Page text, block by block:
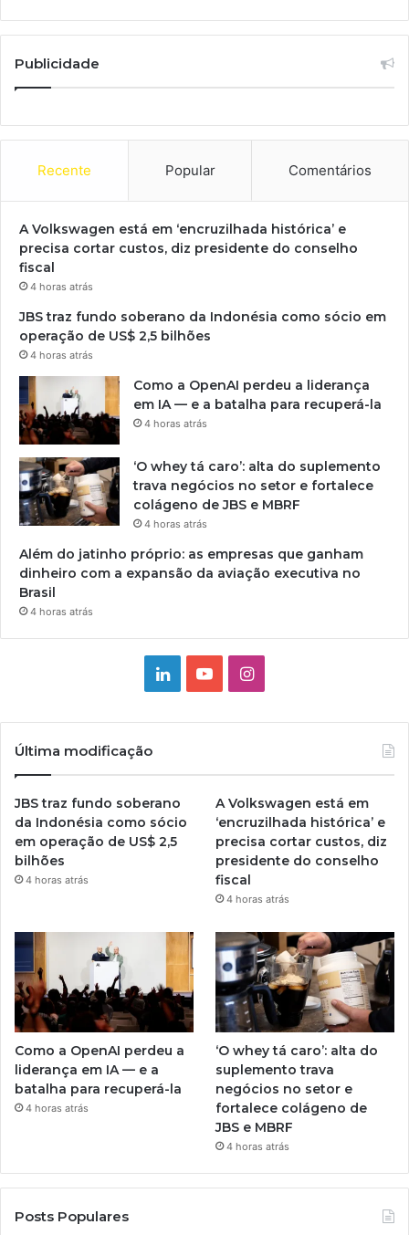
Publicidade
Recente Popular Comentários
A Volkswagen está em ‘encruzilhada histórica’ e
precisa cortar custos, diz presidente do conselho
fiscal
4 horas atrás
JBS traz fundo soberano da Indonésia como sócio em
operação de US$ 2,5 bilhões
4 horas atrás
Como a OpenAI perdeu a liderança
em IA — e a batalha para recuperá-la
4 horas atrás
‘O whey tá caro’: alta do suplemento
trava negócios no setor e fortalece
colágeno de JBS e MBRF
4 horas atrás
Além do jatinho próprio: as empresas que ganham
dinheiro com a expansão da aviação executiva no
Brasil
4 horas atrás
LinkedinYouTubeInstagram
Última modificação
JBS traz fundo soberano
da Indonésia como sócio
em operação de US$ 2,5
bilhões
4 horas atrás
A Volkswagen está em
‘encruzilhada histórica’ e
precisa cortar custos, diz
presidente do conselho
fiscal
4 horas atrás
Como a OpenAI perdeu a
liderança em IA — e a
batalha para recuperá-la
4 horas atrás
‘O whey tá caro’: alta do
suplemento trava
negócios no setor e
fortalece colágeno de
JBS e MBRF
4 horas atrás
Posts Populares